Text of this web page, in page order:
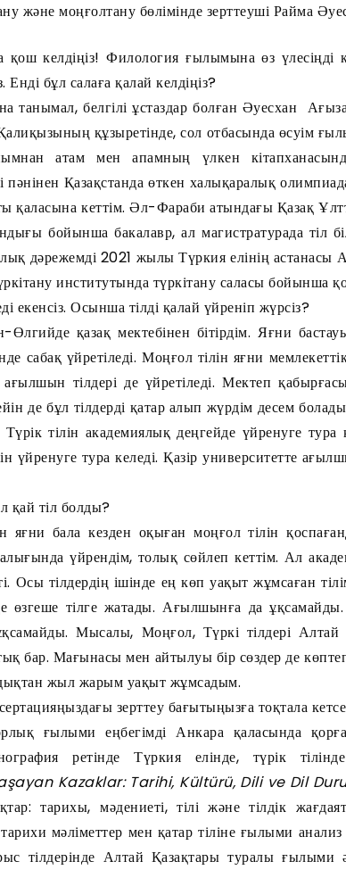
және моңғолтану бөлімінде зерттеуші Райма
қош келдіңіз! Филология ғылымына өз
Енді бұл салаға қалай келдіңіз?
танымал, белгілі ұстаздар болған Әуесхан
құзыретінде, сол отбасында өсуім
атам мен апамның үлкен
пәнінен Қазақстанда өткен халықаралық
қаласына кеттім. Әл-Фараби атындағы Қазақ
бойынша бакалавр, ал магистратурада тіл
дәрежемді 2021 жылы Түркия елінің астанасы
институтында түркітану саласы бойынша
екенсіз. Осынша тілді қалай үйреніп жүрсіз?
Өлгийде қазақ мектебінен бітірдім. Яғни
сабақ үйретіледі. Моңғол тілін яғни
тілдері де үйретіледі. Мектеп
де бұл тілдерді қатар алып жүрдім десем
тілін академиялық деңгейде үйренуге
үйренуге тура келеді. Қазір университетте
қай тіл болды?
яғни бала кезден оқыған моңғол тілін
үйрендім, толық сөйлеп кеттім. Ал
Осы тілдердің ішінде ең көп уақыт жұмсаған
өзгеше тілге жатады. Ағылшынға да
Мысалы, Моңғол, Түркі тілдері
бар. Мағынасы мен айтылуы бір сөздер де
жыл жарым уақыт жұмсадым.
зерттеу бағытыңызға тоқтала
ғылыми еңбегімді Анкара қаласында
ретінде Түркия елінде, түрік
Kazaklar: Tarihi, Kültürü, Dili ve Dil
тарихы, мәдениеті, тілі және тілдік
мәліметтер мен қатар тіліне ғылыми
тілдерінде Алтай Қазақтары туралы ғылыми